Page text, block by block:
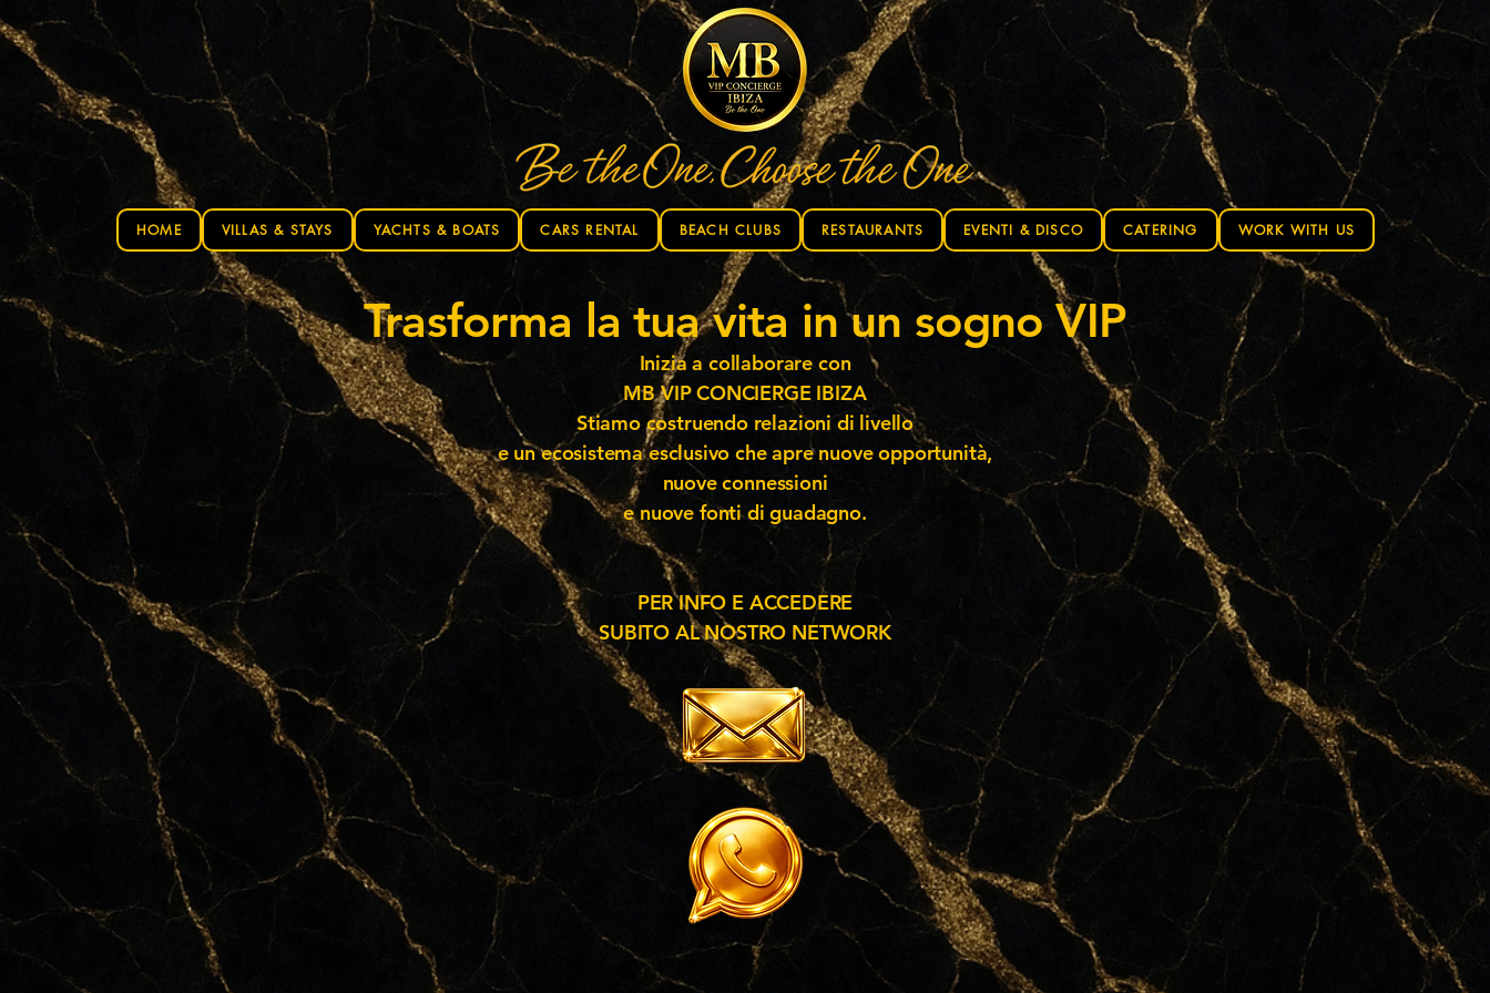
HOME VILLAS & STAYS YACHTS & BOATS CARS RENTAL BEACH CLUBS RESTAURANTS EVENTI & DISCO CATERING WORK WITH US
Trasforma la tua vita in un sogno VIP
Inizia a collaborare con
MB VIP CONCIERGE IBIZA
Stiamo costruendo relazioni di livello
e un ecosistema esclusivo che apre nuove opportunità,
nuove connessioni
e nuove fonti di guadagno.
PER INFO E ACCEDERE
SUBITO AL NOSTRO NETWORK